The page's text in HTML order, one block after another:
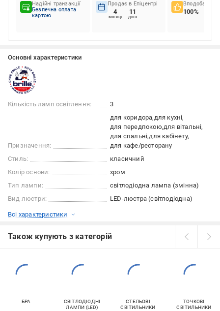
Надійні транзакції
Безпечна оплата
картою
Продає в Епіцентрі
4
місяці
11
днів
Вподобання
100%
Основні характеристики
Кількість ламп освітлення: 3
Призначення:
для коридора для кухні
для передпокою для вітальні
для спальні для кабінету
для кафе/ресторану
Стиль:
класичний
Колір основи:
хром
Тип лампи:
світлодіодна лампа (змінна)
Вид люстри:
LED-люстра (світлодіодна)
Всі характеристики
Також купують з категорій
БРА
СВІТЛОДІОДНІ
ЛАМПИ (LED)
СТЕЛЬОВІ
СВІТИЛЬНИКИ
ТОЧКОВІ
СВІТИЛЬНИКИ